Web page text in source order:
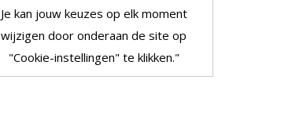
Je kan jouw keuzes op elk moment
wijzigen door onderaan de site op
"Cookie-instellingen" te klikken."